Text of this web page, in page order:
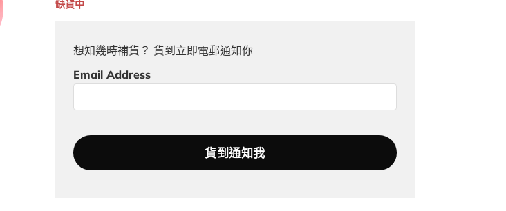
缺貨中
想知幾時補貨？ 貨到立即電郵通知你
Email Address